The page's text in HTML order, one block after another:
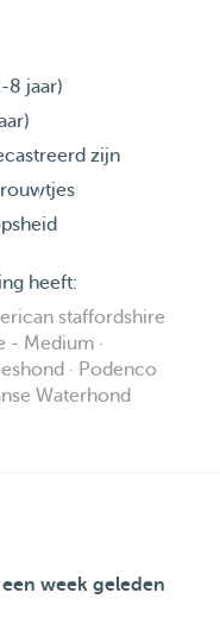
probleem – met
in
sitting ben ik
periodes.
respectvol persoon.
als Engels vloeiend.
instructie)
8 jaar)
zijn
heeft:
staffordshire
- Medium ·
· Podenco
Waterhond
week geleden